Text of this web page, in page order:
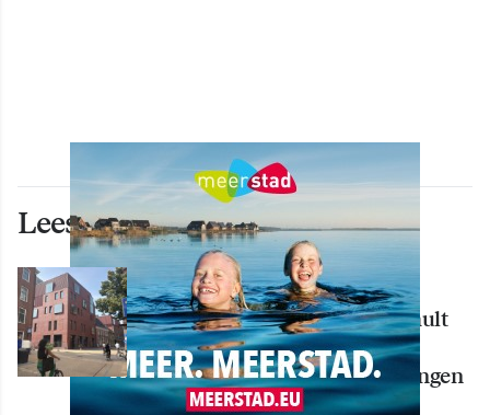
Lees ook deze artikelen
WONEN
Nieuw creatief centrum Tumult
bijna klaar: opening eind
september in hart van Groningen